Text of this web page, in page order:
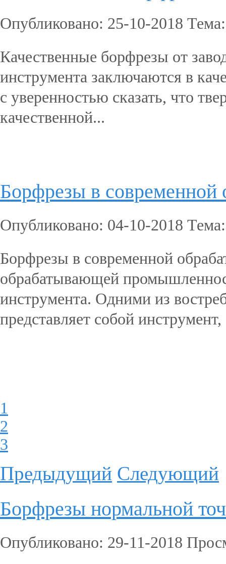
Опубликовано: 25-10-2018
Качественные борфрезы от
инструмента заключаются в
с уверенностью сказать, что
качественной...
Борфрезы в
Опубликовано: 04-10-2018
Борфрезы в современной
обрабатывающей
инструмента. Одними из
представляет собой
1
2
3
Предыдущий Следующий
Борфрезы нормальной
Опубликовано: 29-11-2018